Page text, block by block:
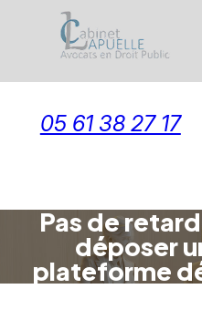
05 61 38 27 17
Pas de
déposer
plateforme
Panneau de gestion des cookies